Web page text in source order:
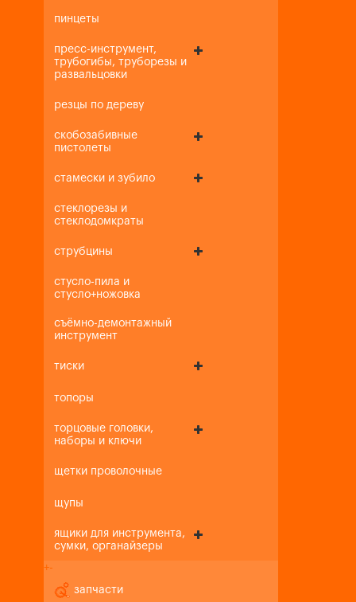
пинцеты
пресс-инструмент,
трубогибы, труборезы и
развальцовки
резцы по дереву
скобозабивные
пистолеты
стамески и зубило
стеклорезы и
стеклодомкраты
струбцины
стусло-пила и
стусло+ножовка
съёмно-демонтажный
инструмент
тиски
топоры
торцовые головки,
наборы и ключи
щетки проволочные
щупы
ящики для инструмента,
сумки, органайзеры
+-
запчасти